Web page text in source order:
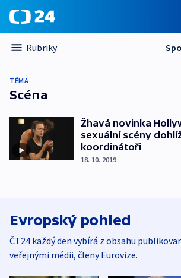
Rubriky
TÉMA
Scéna
Žhavá novinka
sexuální scény
koordinátoři
18. 10. 2019 |
Evropský pohled
ČT24 každý den vybírá z obsahu
veřejnými médii, členy Eurovize.